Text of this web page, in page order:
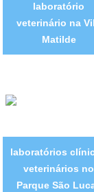
laboratório
veterinário na
Matilde
laboratórios
veterinários no
Parque São